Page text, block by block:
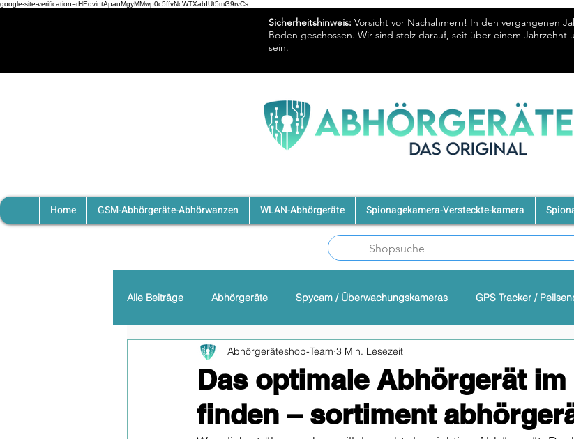
google-site-verification=rHEqvintApauMgyMMwp0c5ffvNcWTXabIUt5mG9rvCs
Sicherheitshinweis: Vorsicht vor Nachahmern! In den vergangenen
Boden geschossen. Wir sind stolz darauf, seit über einem
sein.
JETZT NEU!
Home GSM-Abhörgeräte-Abhörwanzen WLAN-Abhörgeräte Spionagekamera-Versteckte-kamera
Alle Beiträge Abhörgeräte Spycam / Überwachungskameras GPS Tracker /
Produktneuheiten Untreue
Das optimale Abhörgerät im
finden – sortiment
Abhörgeräteshop-Team 3 Min. Lesezeit